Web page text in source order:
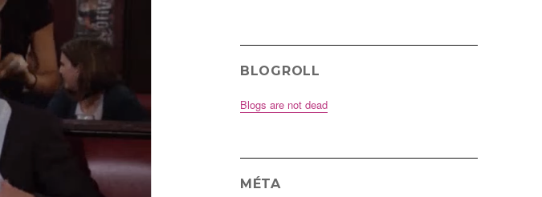
BLOGROLL
Blogs are not dead
MÉTA